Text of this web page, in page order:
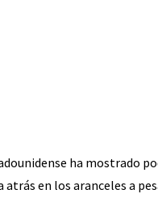
ha mostrado
atrás en los aranceles a